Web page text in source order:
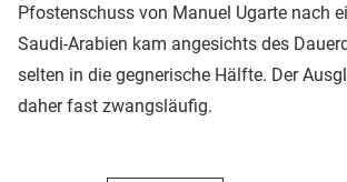
Pfostenschuss von Manuel Ugarte nach
Saudi-Arabien kam angesichts des
selten in die gegnerische Hälfte. Der
daher fast zwangsläufig.